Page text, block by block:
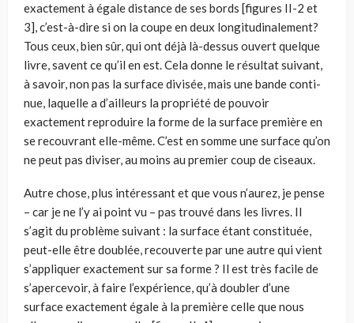
exactement à égale distance de ses bords [figures II-2 et
3], c’est-à-dire si on la coupe en deux lon­gitudinalement?
Tous ceux, bien sûr, qui ont déjà là-dessus ouvert quelque
livre, savent ce qu’il en est. Cela donne le résultat suivant,
à savoir, non pas la surface divisée, mais une bande conti­
nue, laquelle a d’ailleurs la propriété de pouvoir
exactement reproduire la forme de la surface première en
se recouvrant elle-même. C’est en somme une surface qu’on
ne peut pas diviser, au moins au premier coup de ciseaux.
Autre chose, plus intéressant et que vous n’aurez, je pense
– car je ne l’y ai point vu – pas trouvé dans les livres. Il
s’agit du problème suivant : la surface étant constituée,
peut-elle être doublée, recouverte par une autre qui vient
s’ap­pliquer exactement sur sa forme ? Il est très facile de
s’apercevoir, à faire l’expé­rience, qu’à doubler d’une
surface exactement égale à la première celle que nous